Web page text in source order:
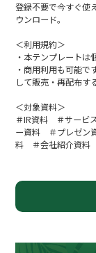
登録不要で今すぐ使
ウンロード。
＜利用規約＞
・本テンプレートは
・商用利用も可能で
して販売・再配布す
＜対象資料＞
＃IR資料 ＃サービ
ー資料 ＃プレゼン
料 ＃会社紹介資料